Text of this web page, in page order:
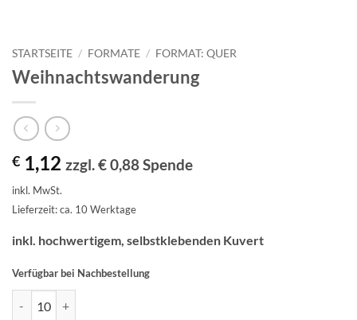
STARTSEITE / FORMATE / FORMAT: QUER
Weihnachtswanderung
€ 1,12 zzgl. € 0,88 Spende
inkl. MwSt.
Lieferzeit: ca. 10 Werktage
inkl. hochwertigem, selbstklebenden Kuvert
Verfügbar bei Nachbestellung